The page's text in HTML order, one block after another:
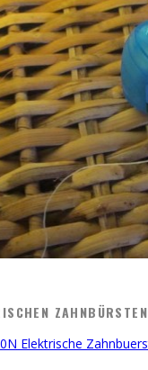
ZAHNBÜRSTEN